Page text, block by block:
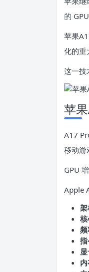
的
苹果
化的重
这一技
苹
A17
移动游
GPU
Apple
显